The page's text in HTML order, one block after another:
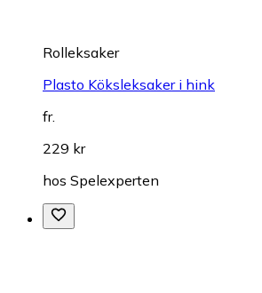
Rolleksaker
Plasto Köksleksaker i hink
fr.
229 kr
hos Spelexperten